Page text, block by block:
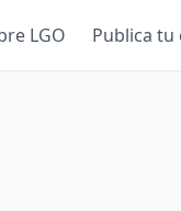
LGO Publica tu